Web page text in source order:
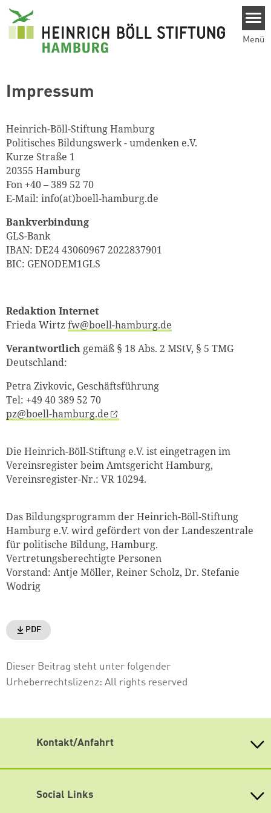
Menü
Impressum
Heinrich-Böll-Stiftung Hamburg
Politisches Bildungswerk - umdenken e.V.
Kurze Straße 1
20355 Hamburg
Fon +40 – 389 52 70
E-Mail: info(at)boell-hamburg.de
Bankverbindung
GLS-Bank
IBAN: DE24 43060967 2022837901
BIC: GENODEM1GLS
Redaktion Internet
Frieda Wirtzfw@boell-hamburg.de
Verantwortlich gemäß § 18 Abs. 2 MStV, § 5 TMG
Deutschland:
Petra Zivkovic, Geschäftsführung
Tel: +49 40 389 52 70
pz@boell-hamburg.de
Die Heinrich-Böll-Stiftung e.V. ist eingetragen im
Vereinsregister beim Amtsgericht Hamburg,
Vereinsregister-Nr.: VR 10294.
Das Bildungsprogramm der Heinrich-Böll-Stiftung
Hamburg e.V. wird gefördert von der Landeszentrale
für politische Bildung, Hamburg.
Vertretungsberechtigte Personen
Vorstand: Antje Möller, Reiner Scholz, Dr. Stefanie
Wodrig
PDF
Dieser Beitrag steht unter folgender
Urheberrechtslizenz: All rights reserved
Kontakt/Anfahrt
Politisches Bildungswerk, Heinrich-Böll-
Kurze Straße 1
Social Links